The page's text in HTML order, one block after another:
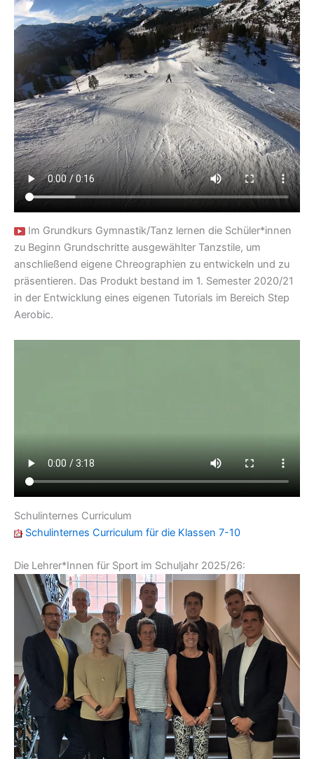
Im Grundkurs Gymnastik/Tanz lernen die Schüler*innen
zu Beginn Grundschritte ausgewählter Tanzstile, um
anschließend eigene Chreographien zu entwickeln und zu
präsentieren. Das Produkt bestand im 1. Semester 2020/21
in der Entwicklung eines eigenen Tutorials im Bereich Step
Aerobic.
Schulinternes Curriculum
Schulinternes Curriculum für die Klassen 7-10
Die Lehrer*Innen für Sport im Schuljahr 2025/26: